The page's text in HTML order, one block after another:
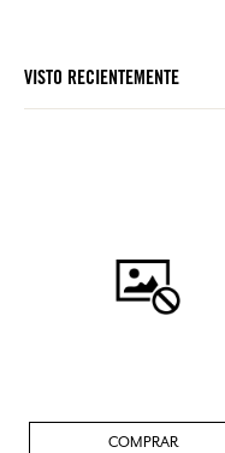
VISTO RECIENTEMENTE
COMPRAR